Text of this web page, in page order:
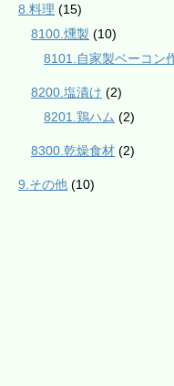
8.料理 (15)
8100.燻製 (10)
8101.自家製ベーコン
8200.塩漬け (2)
8201.鶏ハム (2)
8300.乾燥食材 (2)
9.その他 (10)